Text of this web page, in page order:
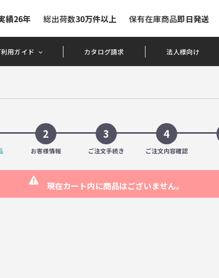
績26年 総出荷数30万件以上 保有在庫商品即日発送
利用ガイド カタログ請求 法人様向け
2
お客様情報
3
ご注文手続き
4
ご注文内容確認
現在カート内に商品はございません。